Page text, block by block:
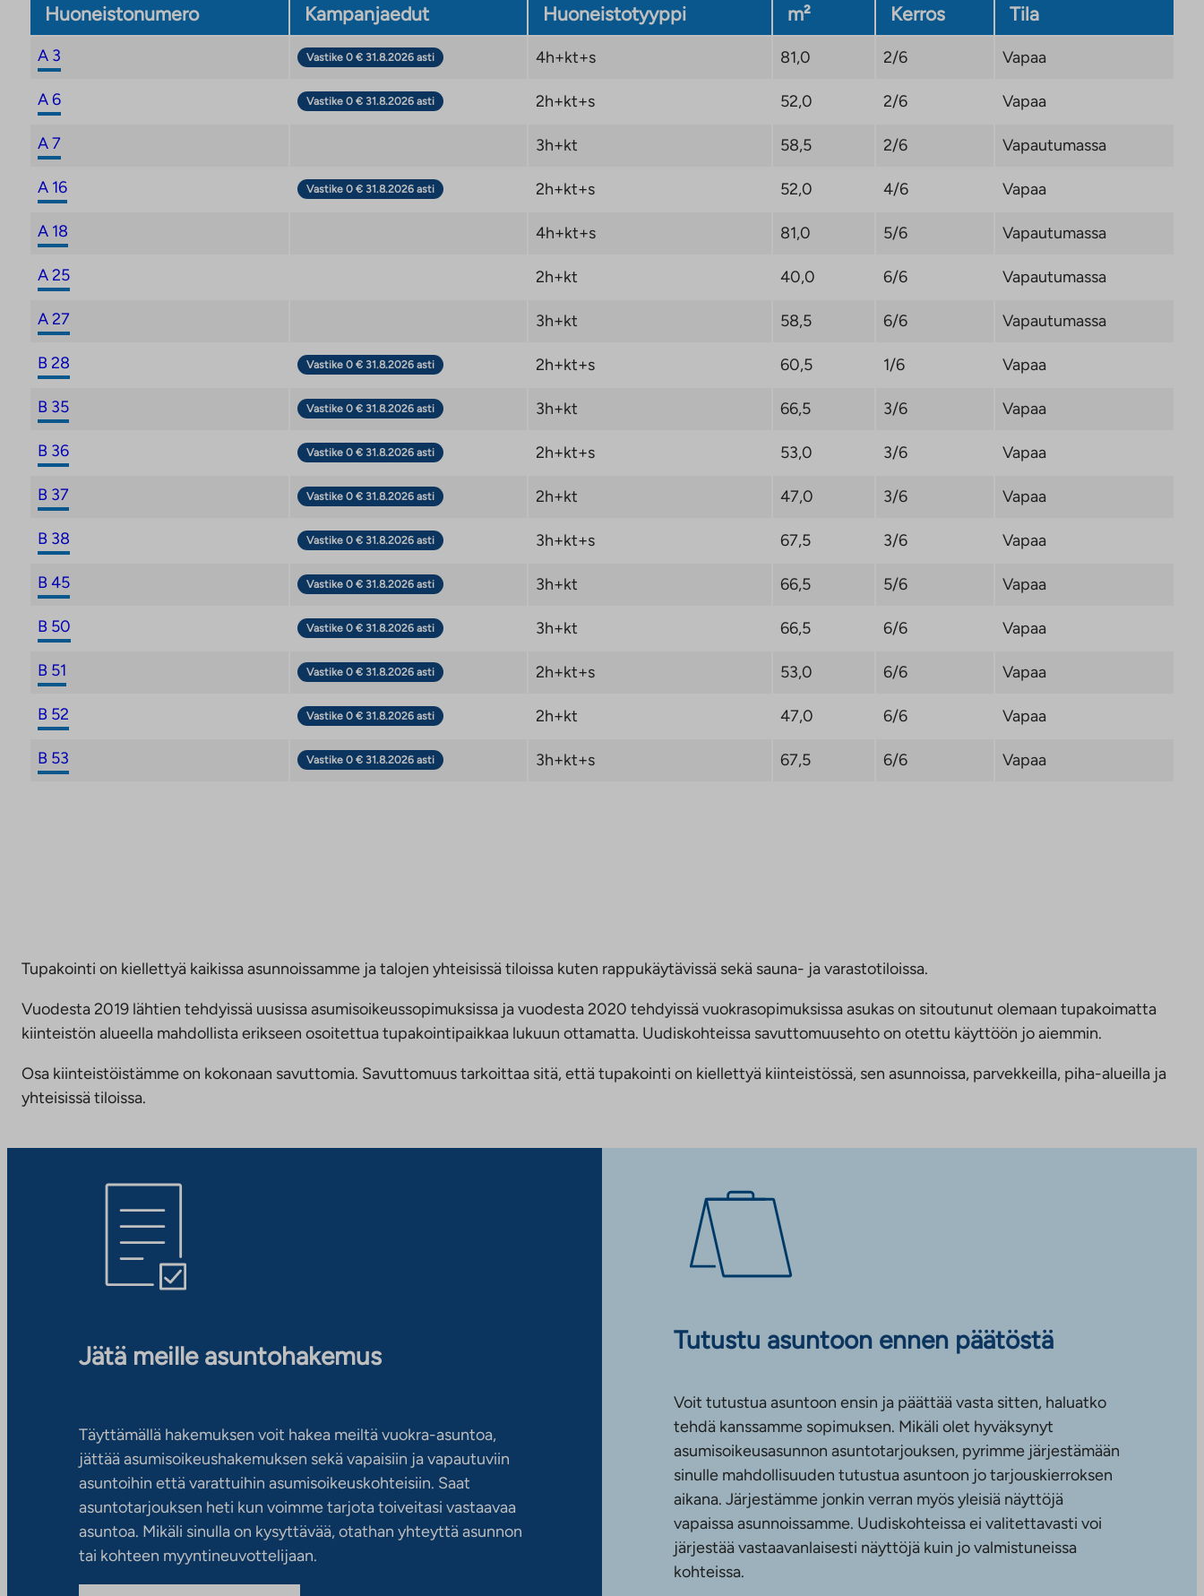
Huoneistonumero Kampanjaedut Huoneistotyyppi m² Kerros Tila
A 3 Vastike 0 € 31.8.2026 asti 4h+kt+s 81,0 2/6 Vapaa
A 6 Vastike 0 € 31.8.2026 asti 2h+kt+s 52,0 2/6 Vapaa
A 7 3h+kt 58,5 2/6 Vapautumassa
A 16 Vastike 0 € 31.8.2026 asti 2h+kt+s 52,0 4/6 Vapaa
A 18 4h+kt+s 81,0 5/6 Vapautumassa
A 25 2h+kt 40,0 6/6 Vapautumassa
A 27 3h+kt 58,5 6/6 Vapautumassa
B 28 Vastike 0 € 31.8.2026 asti 2h+kt+s 60,5 1/6 Vapaa
B 35 Vastike 0 € 31.8.2026 asti 3h+kt 66,5 3/6 Vapaa
B 36 Vastike 0 € 31.8.2026 asti 2h+kt+s 53,0 3/6 Vapaa
B 37 Vastike 0 € 31.8.2026 asti 2h+kt 47,0 3/6 Vapaa
B 38 Vastike 0 € 31.8.2026 asti 3h+kt+s 67,5 3/6 Vapaa
B 45 Vastike 0 € 31.8.2026 asti 3h+kt 66,5 5/6 Vapaa
B 50 Vastike 0 € 31.8.2026 asti 3h+kt 66,5 6/6 Vapaa
B 51 Vastike 0 € 31.8.2026 asti 2h+kt+s 53,0 6/6 Vapaa
B 52 Vastike 0 € 31.8.2026 asti 2h+kt 47,0 6/6 Vapaa
B 53 Vastike 0 € 31.8.2026 asti 3h+kt+s 67,5 6/6 Vapaa
Tupakointi on kiellettyä kaikissa asunnoissamme ja talojen yhteisissä tiloissa kuten rappukäytävissä sekä sauna- ja varastotiloissa.
Vuodesta 2019 lähtien tehdyissä uusissa asumisoikeussopimuksissa ja vuodesta 2020 tehdyissä vuokrasopimuksissa asukas on sitoutunut olemaan tupakoimatta
kiinteistön alueella mahdollista erikseen osoitettua tupakointipaikkaa lukuun ottamatta. Uudiskohteissa savuttomuusehto on otettu käyttöön jo aiemmin.
Osa kiinteistöistämme on kokonaan savuttomia. Savuttomuus tarkoittaa sitä, että tupakointi on kiellettyä kiinteistössä, sen asunnoissa, parvekkeilla, piha-alueilla ja
yhteisissä tiloissa.
Jätä meille asuntohakemus
Täyttämällä hakemuksen voit hakea meiltä vuokra-asuntoa,
jättää asumisoikeushakemuksen sekä vapaisiin ja vapautuviin
asuntoihin että varattuihin asumisoikeuskohteisiin. Saat
asuntotarjouksen heti kun voimme tarjota toiveitasi vastaavaa
asuntoa. Mikäli sinulla on kysyttävää, otathan yhteyttä asunnon
tai kohteen myyntineuvottelijaan.
Tutustu asuntoon ennen päätöstä
Voit tutustua asuntoon ensin ja päättää vasta sitten, haluatko
tehdä kanssamme sopimuksen. Mikäli olet hyväksynyt
asumisoikeusasunnon asuntotarjouksen, pyrimme järjestämään
sinulle mahdollisuuden tutustua asuntoon jo tarjouskierroksen
aikana. Järjestämme jonkin verran myös yleisiä näyttöjä
vapaissa asunnoissamme. Uudiskohteissa ei valitettavasti voi
järjestää vastaavanlaisesti näyttöjä kuin jo valmistuneissa
kohteissa.